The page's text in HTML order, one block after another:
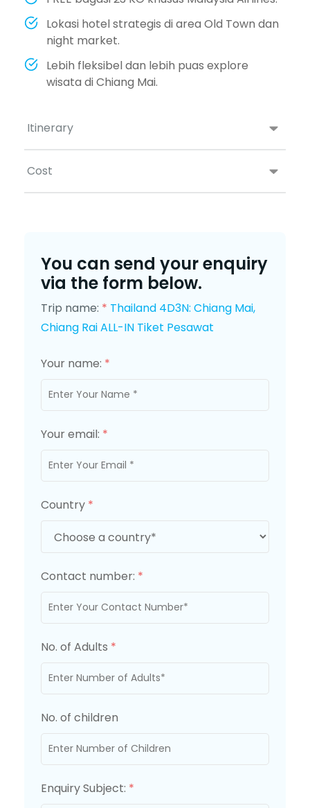
Itinerary
Cost
Lokasi hotel strategis di area Old Town dan
night market.
Lebih fleksibel dan lebih puas explore
wisata di Chiang Mai.
You can send your enquiry
via the form below.
Trip name: * Thailand 4D3N: Chiang Mai,
Chiang Rai ALL-IN Tiket Pesawat
Your name: *
Your email: *
Country *
Contact number: *
No. of Adults *
No. of children
Enquiry Subject: *